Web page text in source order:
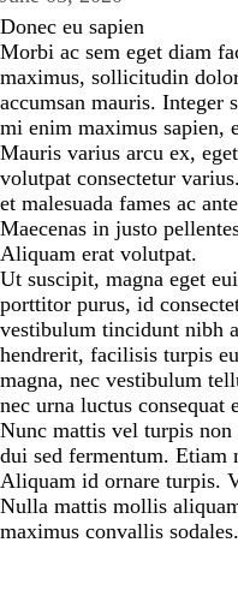
Donec eu sapien
Morbi ac sem eget diam
maximus, sollicitudin
accumsan mauris. Integer
mi enim maximus sapien,
Mauris varius arcu ex,
volutpat consectetur
et malesuada fames ac
Maecenas in justo
Aliquam erat volutpat.
Ut suscipit, magna eget
porttitor purus, id
vestibulum tincidunt nibh
hendrerit, facilisis turpis
magna, nec vestibulum
nec urna luctus consequat
Nunc mattis vel turpis non
dui sed fermentum. Etiam
Aliquam id ornare turpis.
Nulla mattis mollis
maximus convallis sodales.